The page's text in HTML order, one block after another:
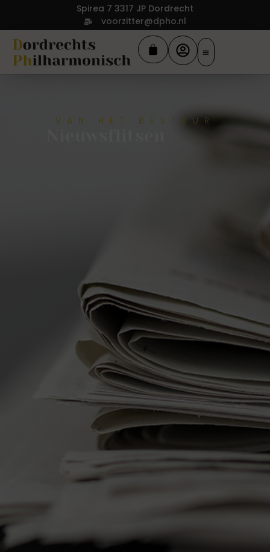
Spirea 7 3317 JP Dordrecht
voorzitter@dpho.nl
VAN HET BESTUUR